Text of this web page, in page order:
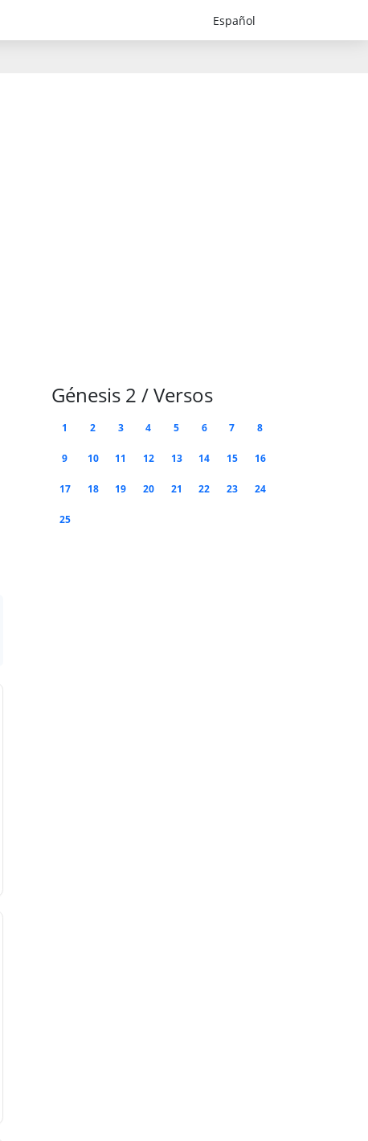
Génesis 2 / Versos
1 2 3 4 5 6 7 8
9 10 11 12 13 14 15 16
17 18 19 20 21 22 23 24
25